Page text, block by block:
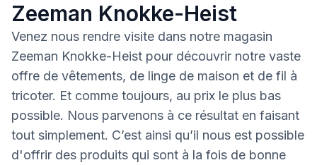
Zeeman Knokke-Heist
Venez nous rendre visite dans notre magasin
Zeeman Knokke-Heist pour découvrir notre vaste
offre de vêtements, de linge de maison et de fil à
tricoter. Et comme toujours, au prix le plus bas
possible. Nous parvenons à ce résultat en faisant
tout simplement. C’est ainsi qu’il nous est possible
d'offrir des produits qui sont à la fois de bonne